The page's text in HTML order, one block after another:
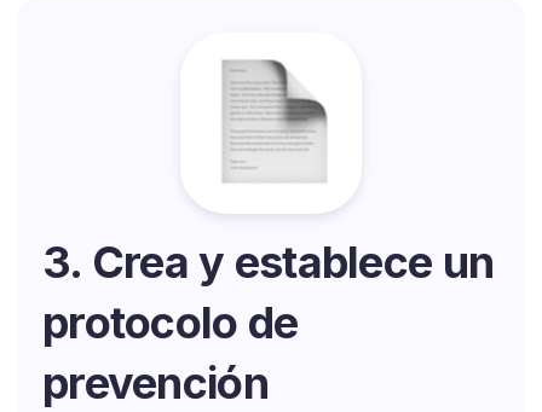
3. Crea y establece un
protocolo de
prevención